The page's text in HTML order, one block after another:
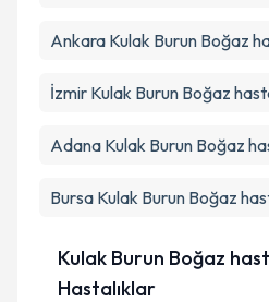
Ankara Kulak Burun Boğaz
İzmir Kulak Burun Boğaz
Adana Kulak Burun Boğaz
Bursa Kulak Burun Boğaz
Kulak Burun Boğaz
Hastalıklar